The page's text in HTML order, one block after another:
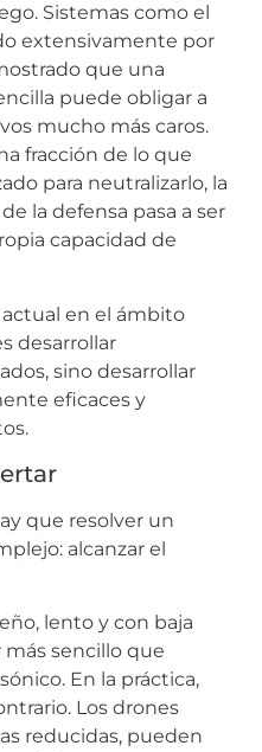
Sistemas como el
extensivamente por
que una
puede obligar a
mucho más caros.
fracción de lo que
para neutralizarlo, la
la defensa pasa a ser
capacidad de
en el ámbito
desarrollar
sino desarrollar
eficaces y
que resolver un
alcanzar el
lento y con baja
sencillo que
En la práctica,
Los drones
reducidas, pueden